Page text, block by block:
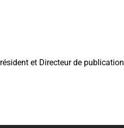
et Directeur de publication